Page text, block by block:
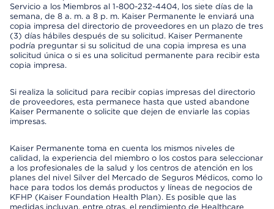
Servicio a los Miembros al 1-800-232-4404, los siete días de la
semana, de 8 a. m. a 8 p. m. Kaiser Permanente le enviará una
copia impresa del directorio de proveedores en un plazo de tres
(3) días hábiles después de su solicitud. Kaiser Permanente
podría preguntar si su solicitud de una copia impresa es una
solicitud única o si es una solicitud permanente para recibir esta
copia impresa.
Si realiza la solicitud para recibir copias impresas del directorio
de proveedores, esta permanece hasta que usted abandone
Kaiser Permanente o solicite que dejen de enviarle las copias
impresas.
Kaiser Permanente toma en cuenta los mismos niveles de
calidad, la experiencia del miembro o los costos para seleccionar
a los profesionales de la salud y los centros de atención en los
planes del nivel Silver del Mercado de Seguros Médicos, como lo
hace para todos los demás productos y líneas de negocios de
KFHP (Kaiser Foundation Health Plan). Es posible que las
medidas incluyan, entre otras, el rendimiento de Healthcare